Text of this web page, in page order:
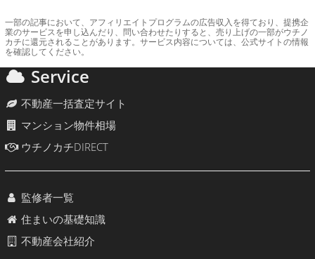
一部の記事において、アフィリエイトプログラムの広告収入を得ており、提携企
業のサービスを申し込んだり、問い合わせたりすると、売り上げの一部がウチノ
カチに還元されることがあります。サービス内容については、公式サイトの情報
を確認してください。
Service
不動産一括査定サイト
マンション物件相場
ウチノカチDIRECT
監修者一覧
住まいの基礎知識
不動産会社紹介